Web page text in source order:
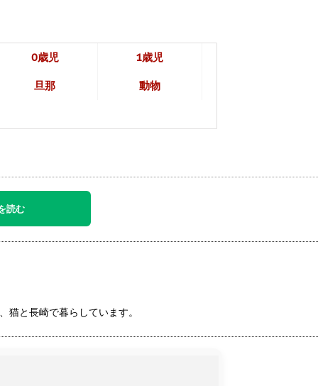
0歳児 1歳児
旦那 動物
読む
と長崎で暮らしています。